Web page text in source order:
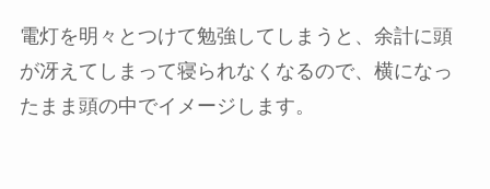
電灯を明々とつけて勉強してしまうと、余計に頭
が冴えてしまって寝られなくなるので、横になっ
たまま頭の中でイメージします。